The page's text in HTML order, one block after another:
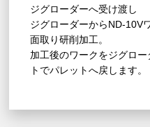
ジグローダーへ受け渡し
ジグローダーからND-10V
面取り研削加工。
加工後のワークをジグロ
トでパレットへ戻します。